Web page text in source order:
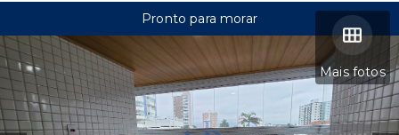
Mais fotos
Pronto para morar